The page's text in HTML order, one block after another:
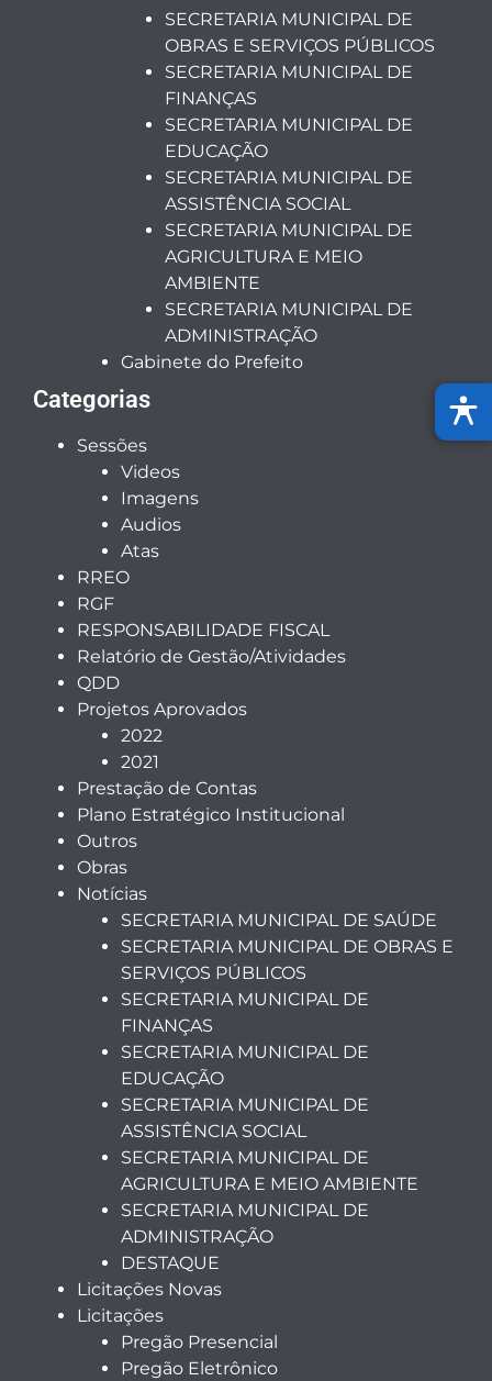
SECRETARIA MUNICIPAL DE
OBRAS E SERVIÇOS PÚBLICOS
SECRETARIA MUNICIPAL DE
FINANÇAS
SECRETARIA MUNICIPAL DE
EDUCAÇÃO
SECRETARIA MUNICIPAL DE
ASSISTÊNCIA SOCIAL
SECRETARIA MUNICIPAL DE
AGRICULTURA E MEIO
AMBIENTE
SECRETARIA MUNICIPAL DE
ADMINISTRAÇÃO
Gabinete do Prefeito
Categorias
Sessões
Videos
Imagens
Audios
Atas
RREO
RGF
RESPONSABILIDADE FISCAL
Relatório de Gestão/Atividades
QDD
Projetos Aprovados
2022
2021
Prestação de Contas
Plano Estratégico Institucional
Outros
Obras
Notícias
SECRETARIA MUNICIPAL DE SAÚDE
SECRETARIA MUNICIPAL DE OBRAS E
SERVIÇOS PÚBLICOS
SECRETARIA MUNICIPAL DE
FINANÇAS
SECRETARIA MUNICIPAL DE
EDUCAÇÃO
SECRETARIA MUNICIPAL DE
ASSISTÊNCIA SOCIAL
SECRETARIA MUNICIPAL DE
AGRICULTURA E MEIO AMBIENTE
SECRETARIA MUNICIPAL DE
ADMINISTRAÇÃO
DESTAQUE
Licitações Novas
Licitações
Pregão Presencial
Pregão Eletrônico